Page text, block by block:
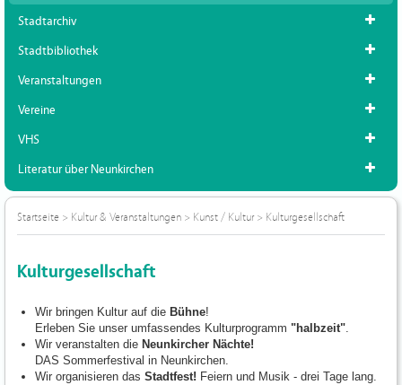
Stadtarchiv
Stadtbibliothek
Veranstaltungen
Vereine
VHS
Literatur über Neunkirchen
Startseite > Kultur & Veranstaltungen > Kunst / Kultur> Kulturgesellschaft
Kulturgesellschaft
Wir bringen Kultur auf die Bühne!
Erleben Sie unser umfassendes Kulturprogramm "halbzeit".
Wir veranstalten die Neunkircher Nächte!
DAS Sommerfestival in Neunkirchen.
Wir organisieren das Stadtfest! Feiern und Musik - drei Tage lang.